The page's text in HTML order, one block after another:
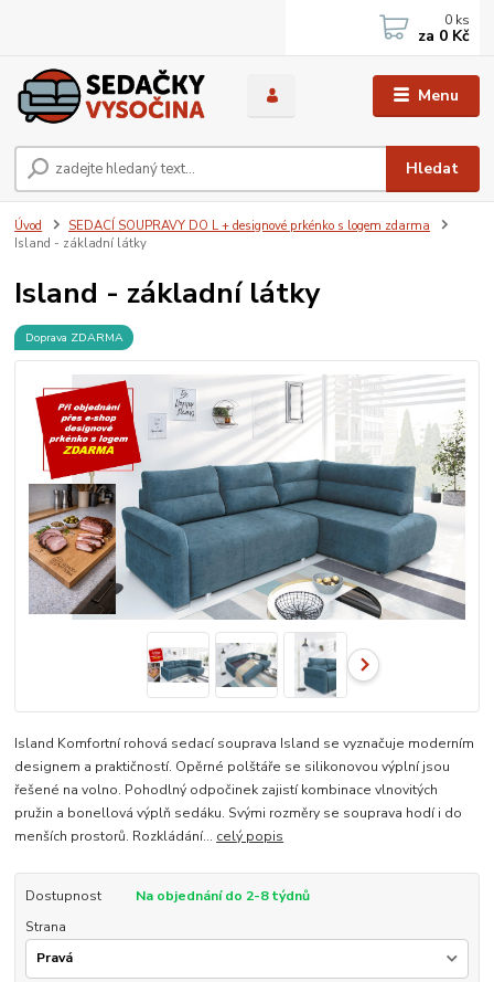
Menu
Hledat
0 ks
za 0 Kč
Úvod
SEDACÍ SOUPRAVY DO L + designové prkénko s logem zdarma
Island - základní látky
Island - základní látky
Doprava ZDARMA
Island Komfortní rohová sedací souprava Island se vyznačuje moderním
designem a praktičností. Opěrné polštáře se silikonovou výplní jsou
řešené na volno. Pohodlný odpočinek zajistí kombinace vlnovitých
pružin a bonellová výplň sedáku. Svými rozměry se souprava hodí i do
menších prostorů. Rozkládání... celý popis
Dostupnost
Na objednání do 2-8 týdnů
Strana